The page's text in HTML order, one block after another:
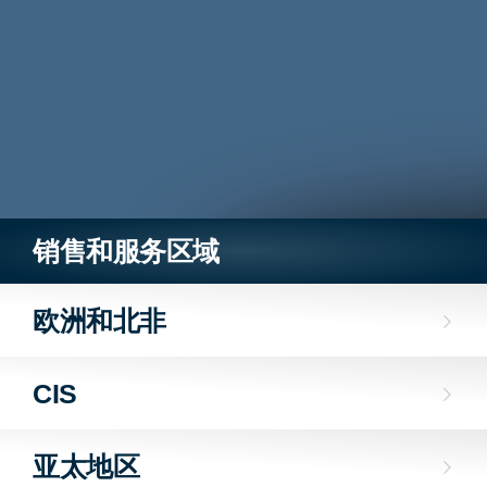
销售和服务区域
欧洲和北非
CIS
亚太地区